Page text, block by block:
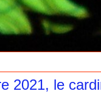
2021, le